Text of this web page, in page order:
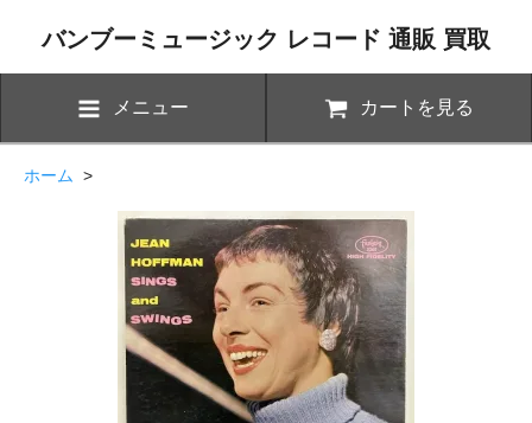
バンブーミュージック レコード 通販 買取
メニュー カートを見る
ホーム >